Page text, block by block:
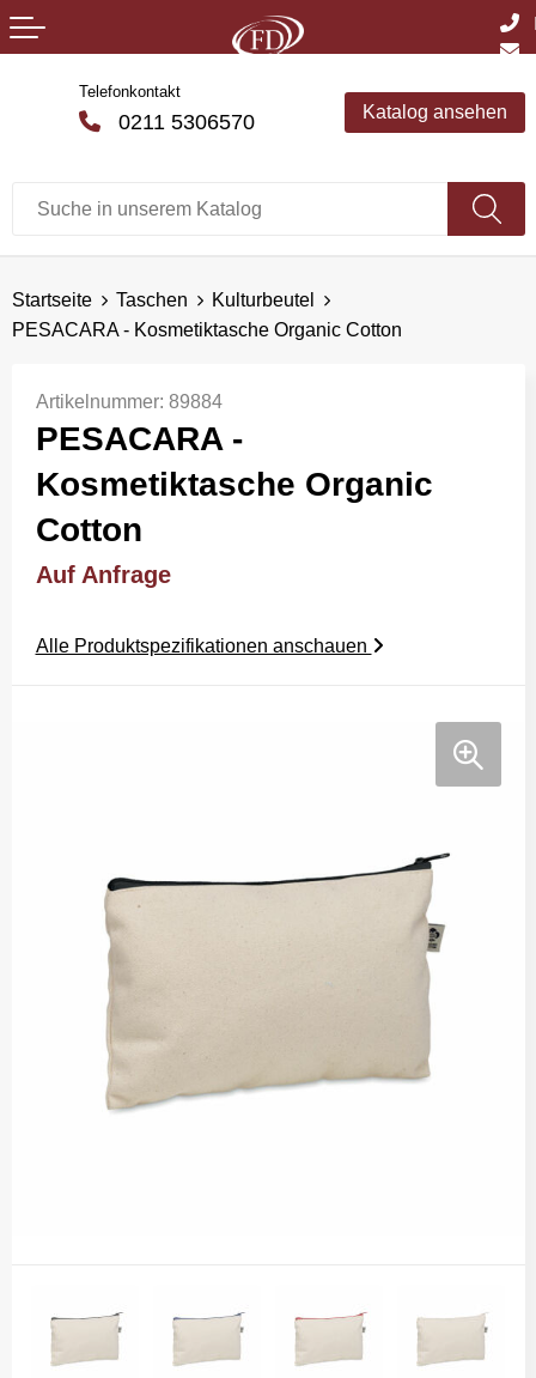
Telefonkontakt
0211 5306570 Katalog ansehen
Startseite Taschen
Kulturbeutel
PESACARA - Kosmetiktasche Organic Cotton
Artikelnummer: 89884
PESACARA -
Kosmetiktasche Organic
Cotton
Auf Anfrage
Alle Produktspezifikationen anschauen